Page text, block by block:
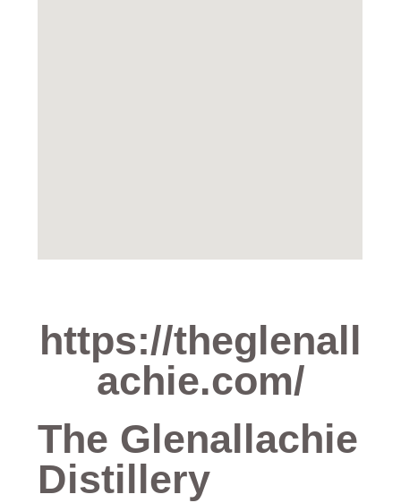
https://theglenall
achie.com/
The Glenallachie
Distillery